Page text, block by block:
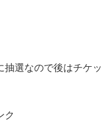
選なので後はチケッ
ク